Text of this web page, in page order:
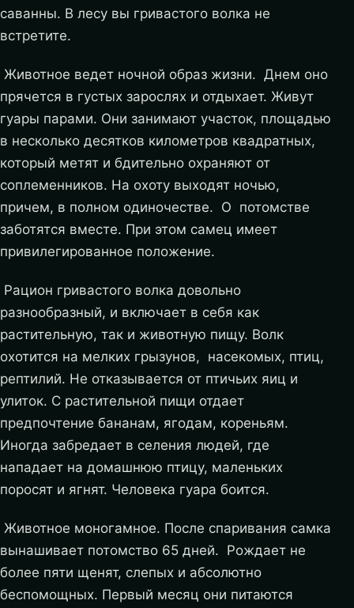
саванны. В лесу вы гривастого волка не
встретите.
Животное ведет ночной образ жизни. Днем оно
прячется в густых зарослях и отдыхает. Живут
гуары парами. Они занимают участок, площадью
в несколько десятков километров квадратных,
который метят и бдительно охраняют от
соплеменников. На охоту выходят ночью,
причем, в полном одиночестве. О потомстве
заботятся вместе. При этом самец имеет
привилегированное положение.
Рацион гривастого волка довольно
разнообразный, и включает в себя как
растительную, так и животную пищу. Волк
охотится на мелких грызунов, насекомых, птиц,
рептилий. Не отказывается от птичьих яиц и
улиток. С растительной пищи отдает
предпочтение бананам, ягодам, кореньям.
Иногда забредает в селения людей, где
нападает на домашнюю птицу, маленьких
поросят и ягнят. Человека гуара боится.
Животное моногамное. После спаривания самка
вынашивает потомство 65 дней. Рождает не
более пяти щенят, слепых и абсолютно
беспомощных. Первый месяц они питаются